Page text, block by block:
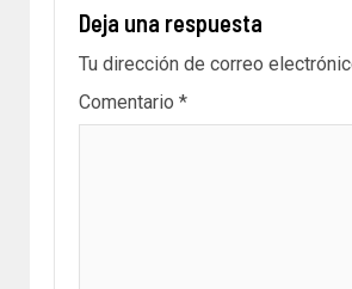
Deja una respuesta
Tu dirección de correo
Comentario *